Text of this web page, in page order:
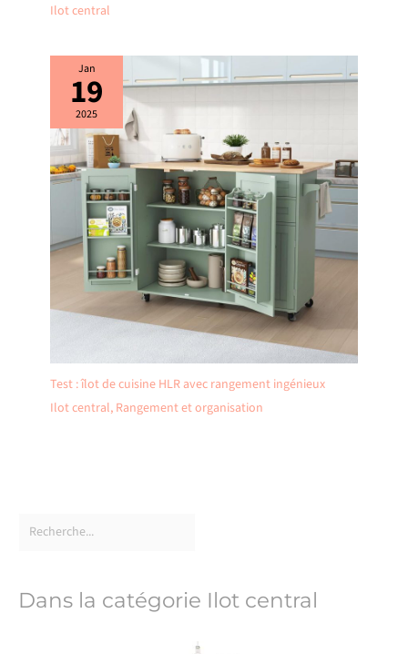
Ilot central
Jan
19
2025
Test : îlot de cuisine HLR avec rangement ingénieux
Ilot central, Rangement et organisation
Dans la catégorie Ilot central